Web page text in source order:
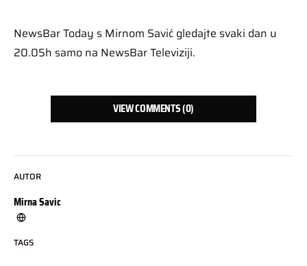
AUTOR
Mirna Savic
TAGS
NewsBar Today s Mirnom Savić gledajte svaki dan u
20.05h samo na NewsBar Televiziji.
VIEW COMMENTS (0)